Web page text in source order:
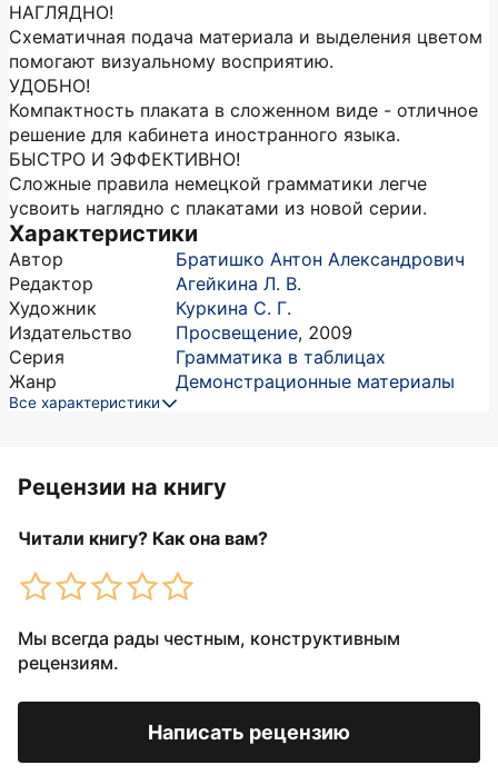
НАГЛЯДНО!
Схематичная подача материала и выделения цветом
помогают визуальному восприятию.
УДОБНО!
Компактность плаката в сложенном виде - отличное
решение для кабинета иностранного языка.
БЫСТРО И ЭФФЕКТИВНО!
Сложные правила немецкой грамматики легче
усвоить наглядно с плакатами из новой серии.
Характеристики
Автор
Братишко Антон Александрович
Редактор
Агейкина Л. В.
Художник
Куркина С. Г.
Издательство
Просвещение, 2009
Серия
Грамматика в таблицах
Жанр
Демонстрационные материалы
Все характеристики
Рецензии на книгу
Читали книгу? Как она вам?
Мы всегда рады честным, конструктивным
рецензиям.
Написать рецензию